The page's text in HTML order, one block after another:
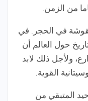
من الزمن.
في الحجر. في
حول العالم أن
ولأجل ذلك لابد
القوية.
المتبقي من